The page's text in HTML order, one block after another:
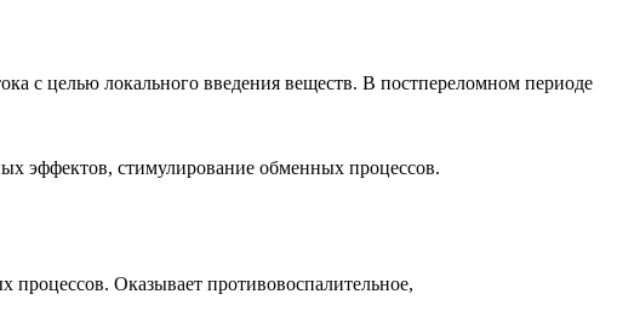
с целью локального введения веществ. В постпереломном периоде
эффектов, стимулирование обменных процессов.
Оказывает противовоспалительное,